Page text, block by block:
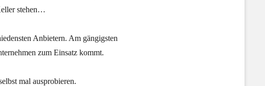
stehen…
Anbietern. Am gängigsten
zum Einsatz kommt.
mal ausprobieren.